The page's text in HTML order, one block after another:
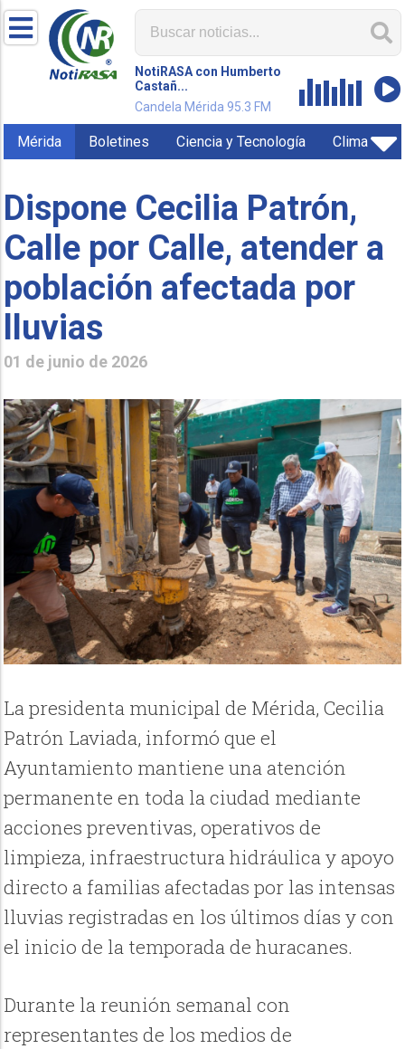
NotiRASA con Humberto
Castañ...
Candela Mérida 95.3 FM
Mérida Boletines Ciencia y Tecnología Clima
Dispone Cecilia Patrón,
Calle por Calle, atender a
población afectada por
lluvias
01 de junio de 2026
La presidenta municipal de Mérida, Cecilia
Patrón Laviada, informó que el
Ayuntamiento mantiene una atención
permanente en toda la ciudad mediante
acciones preventivas, operativos de
limpieza, infraestructura hidráulica y apoyo
directo a familias afectadas por las intensas
lluvias registradas en los últimos días y con
el inicio de la temporada de huracanes.
Durante la reunión semanal con
representantes de los medios de